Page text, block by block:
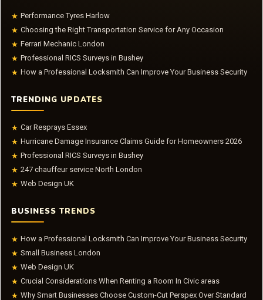
★ Performance Tyres Harlow
★ Choosing the Right Transportation Service for Any Occasion
★ Ferrari Mechanic London
★ Professional RICS Surveys in Bushey
★ How a Professional Locksmith Can Improve Your Business Security
TRENDING UPDATES
★ Car Resprays Essex
★ Hurricane Damage Insurance Claims Guide for Homeowners 2026
★ Professional RICS Surveys in Bushey
★ 247 chauffeur service North London
★ Web Design UK
BUSINESS TRENDS
★ How a Professional Locksmith Can Improve Your Business Security
★ Small Business London
★ Web Design UK
★ Crucial Considerations When Renting a Room In Civic areas
★ Why Smart Businesses Choose Custom-Cut Perspex Over Standard